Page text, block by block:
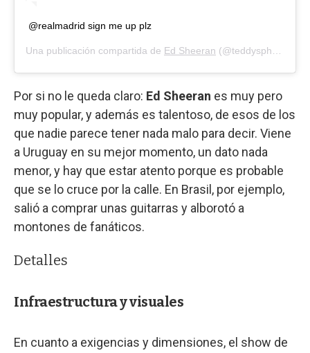
@realmadrid sign me up plz
Una publicación compartida de Ed Sheeran (@teddysphotos) el
Por si no le queda claro: Ed Sheeran es muy pero
muy popular, y además es talentoso, de esos de los
que nadie parece tener nada malo para decir. Viene
a Uruguay en su mejor momento, un dato nada
menor, y hay que estar atento porque es probable
que se lo cruce por la calle. En Brasil, por ejemplo,
salió a comprar unas guitarras y alborotó a
montones de fanáticos.
Detalles
Infraestructura y visuales
En cuanto a exigencias y dimensiones, el show de